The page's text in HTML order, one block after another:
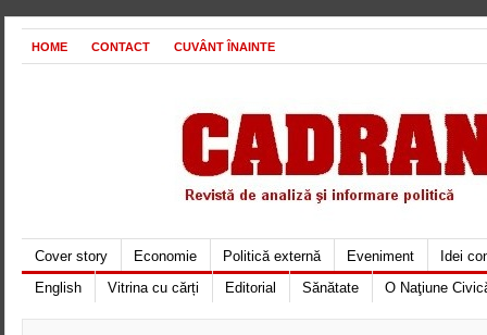
HOME CONTACT CUVÂNT ÎNAINTE
Cover story Economie Politică externă Eveniment
Idei
English
Vitrina cu cărți Editorial Sănătate O Naţiune